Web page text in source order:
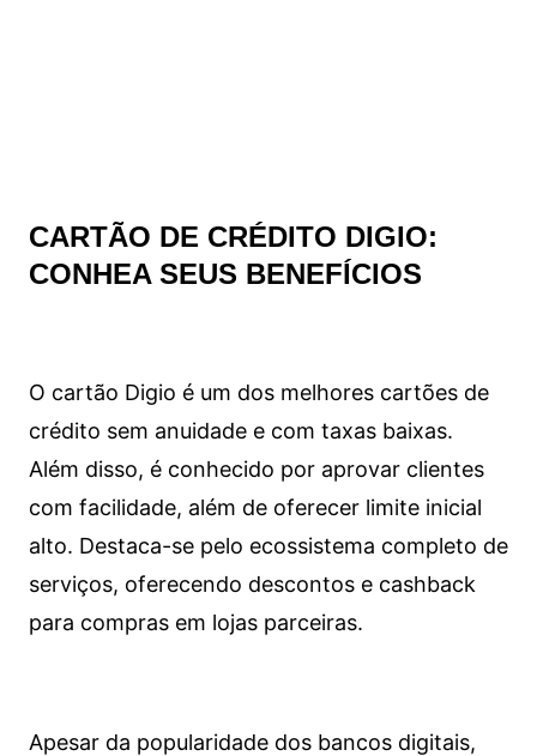
CARTÃO DE CRÉDITO DIGIO:
CONHEA SEUS BENEFÍCIOS
O cartão Digio é um dos melhores cartões de
crédito sem anuidade e com taxas baixas.
Além disso, é conhecido por aprovar clientes
com facilidade, além de oferecer limite inicial
alto. Destaca-se pelo ecossistema completo de
serviços, oferecendo descontos e cashback
para compras em lojas parceiras.
Apesar da popularidade dos bancos digitais,